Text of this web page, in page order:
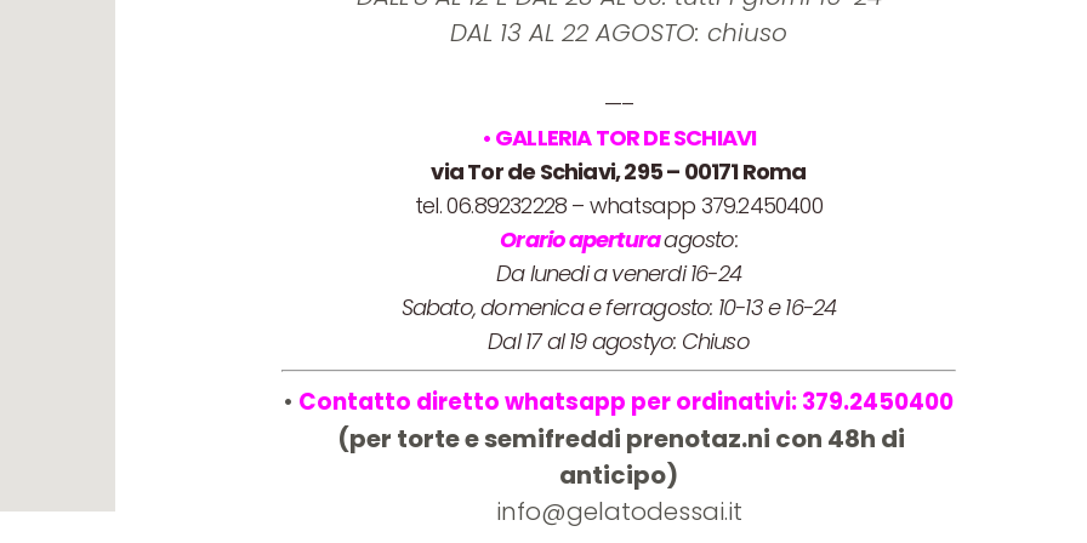
DAL 13 AL 22 AGOSTO: chiuso
—–
• GALLERIA TOR DE SCHIAVI
via Tor de Schiavi, 295 – 00171 Roma
tel. 06.89232228 – whatsapp 379.2450400
Orario aperturaagosto:
Da lunedi a venerdi 16-24
Sabato, domenica e ferragosto: 10-13 e 16-24
Dal 17 al 19 agostyo: Chiuso
• Contatto diretto whatsapp per ordinativi: 379.2450400
(per torte e semifreddi prenotaz.ni con 48h di
anticipo)
info@gelatodessai.it